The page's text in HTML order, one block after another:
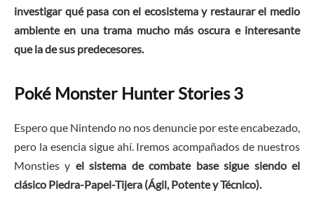
investigar qué pasa con el ecosistema y restaurar el medio
ambiente en una trama mucho más oscura e interesante
que la de sus predecesores.
Poké Monster Hunter Stories 3
Espero que Nintendo no nos denuncie por este encabezado,
pero la esencia sigue ahí. Iremos acompañados de nuestros
Monsties y el sistema de combate base sigue siendo el
clásico Piedra-Papel-Tijera (Ágil, Potente y Técnico).